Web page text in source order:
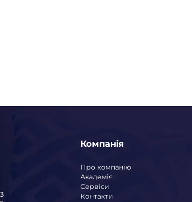
Компанія
Про компанію
Академія
Сервіси
Контакти